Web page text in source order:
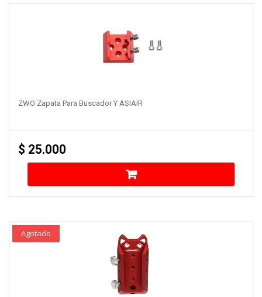
ZWO Zapata Para Buscador Y ASIAIR
$ 25.000
Agotado